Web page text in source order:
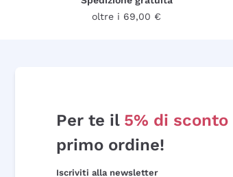
oltre i 69,00 €
Per te il 5% di sconto
primo ordine!
Iscriviti alla newsletter